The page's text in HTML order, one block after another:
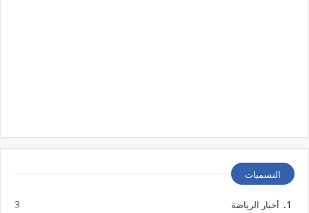
التسميات
أخبار الرياضة 3